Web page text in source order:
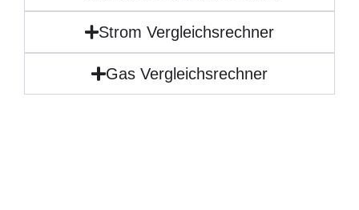
Strom Vergleichsrechner
Gas Vergleichsrechner